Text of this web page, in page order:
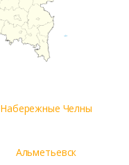
Набережные Челны
Альметьевск